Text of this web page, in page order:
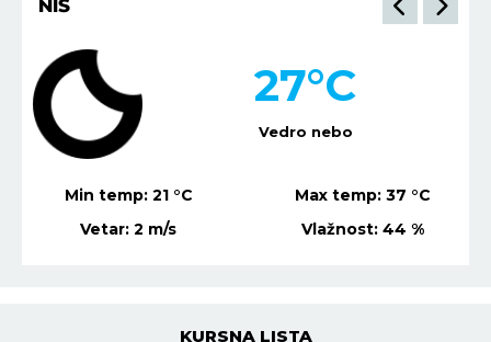
BEOGRAD
Mestimično oblačno
26°C
Min temp: 23 °C Max temp: 39 °C
Vetar:1 m/s Vlažnost:58 %
KURSNA LISTA